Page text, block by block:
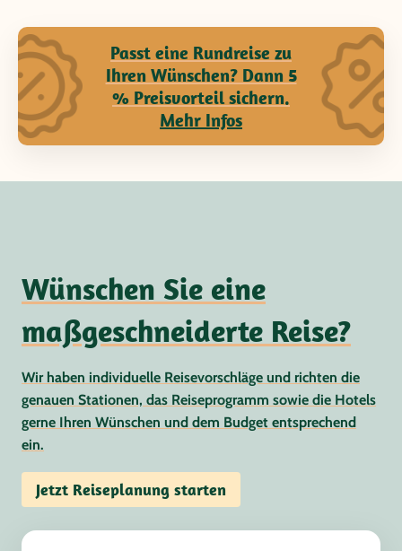
Passt eine Rundreise zu
Ihren Wünschen? Dann 5
% Preisvorteil sichern.
Mehr Infos
Wünschen Sie eine
maßgeschneiderte Reise?
Wir haben individuelle Reisevorschläge und richten die
genauen Stationen, das Reiseprogramm sowie die Hotels
gerne Ihren Wünschen und dem Budget entsprechend
ein.
Jetzt Reiseplanung starten